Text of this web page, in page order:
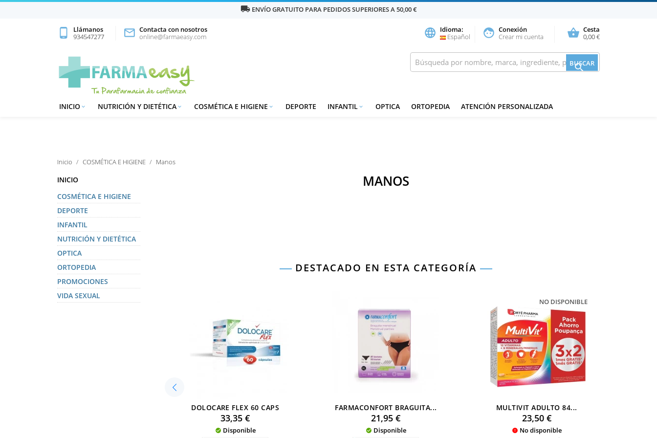
local_shippingENVÍO GRATUITO PARA PEDIDOS SUPERIORES A 50,00 €
phone_android
Llámanos
934547277
 Contacta con nosotros
online@farmaeasy.com
language Idioma:
Español
face Conexión
Crear mi cuenta
shopping_basket Cesta
0,00 €

BUSCAR

INICIO 
NUTRICIÓN Y DIETÉTICA 
COSMÉTICA E HIGIENE DEPORTE 
INFANTIL OPTICA ORTOPEDIA ATENCIÓN PERSONALIZADA
Inicio COSMÉTICA E HIGIENE Manos
INICIO
COSMÉTICA E HIGIENE
DEPORTE
INFANTIL
NUTRICIÓN Y DIETÉTICA
OPTICA
ORTOPEDIA
PROMOCIONES
VIDA SEXUAL
MANOS
DESTACADO EN ESTA CATEGORÍA
DOLOCARE FLEX 60 CAPS
Precio
33,35 €
 Disponible
FARMACONFORT BRAGUITA...
Precio
21,95 €
 Disponible
MULTIVIT ADULTO 84...
Precio
23,50 €
 No disponible
NO DISPONIBLE